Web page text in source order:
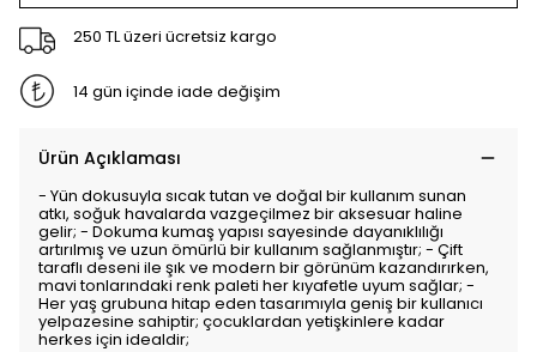
250 TL üzeri ücretsiz kargo
14 gün içinde iade değişim
Ürün Açıklaması
- Yün dokusuyla sıcak tutan ve doğal bir kullanım sunan
atkı, soğuk havalarda vazgeçilmez bir aksesuar haline
gelir; - Dokuma kumaş yapısı sayesinde dayanıklılığı
artırılmış ve uzun ömürlü bir kullanım sağlanmıştır; - Çift
taraflı deseni ile şık ve modern bir görünüm kazandırırken,
mavi tonlarındaki renk paleti her kıyafetle uyum sağlar; -
Her yaş grubuna hitap eden tasarımıyla geniş bir kullanıcı
yelpazesine sahiptir; çocuklardan yetişkinlere kadar
herkes için idealdir;